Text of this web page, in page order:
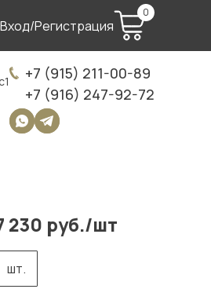
Вход/Регистрация
0
+7 (915) 211-00-89
+7 (916) 247-92-72
230 руб./шт
шт.